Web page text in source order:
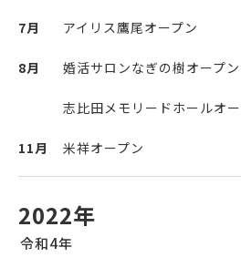
7月 アイリス鷹尾オープン
8月 婚活サロンなぎの樹オープン
志比田メモリードホールオ
11月 米祥オープン
2022年
令和4年